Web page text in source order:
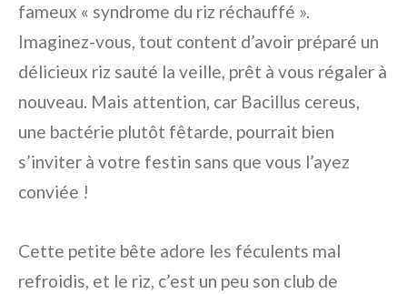
fameux « syndrome du riz réchauffé ».
Imaginez-vous, tout content d’avoir préparé un
délicieux riz sauté la veille, prêt à vous régaler à
nouveau. Mais attention, car Bacillus cereus,
une bactérie plutôt fêtarde, pourrait bien
s’inviter à votre festin sans que vous l’ayez
conviée !
Cette petite bête adore les féculents mal
refroidis, et le riz, c’est un peu son club de